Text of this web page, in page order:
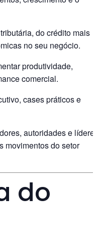
do crédito mais
no seu negócio.
produtividade,
comercial.
cases práticos e
autoridades e líderes
movimentos do setor
do